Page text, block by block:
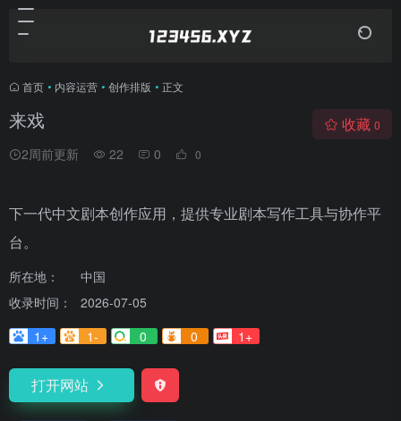
首页 • 内容运营 • 创作排版 • 正文
来戏
2周前更新 22 0 0
收藏 0
下一代中文剧本创作应用，提供专业剧本写作工具与协作平
台。
所在地：
中国
收录时间：
2026-07-05
1+
1- 0 0 1+
打开网站